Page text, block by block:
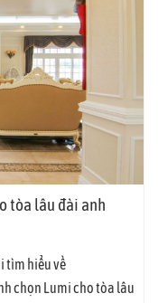
tòa lâu đài anh
tìm hiểu về
chọn Lumi cho tòa lâu